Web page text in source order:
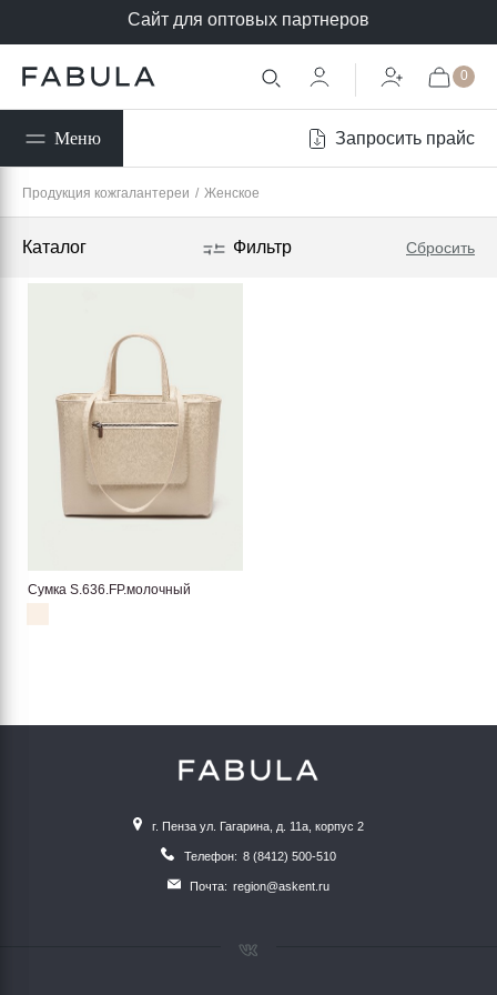
Сайт для оптовых партнеров
0
Меню Запросить прайс
Продукция кожгалантереи / Женское
Каталог Фильтр Сбросить
Cумка S.636.FP.молочный
г. Пенза ул. Гагарина, д. 11а, корпус 2
Телефон: 8 (8412) 500-510
Почта: region@askent.ru